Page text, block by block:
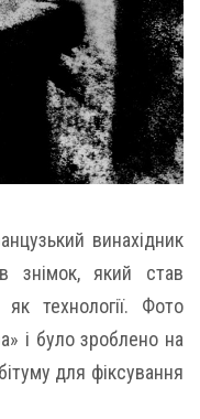
винахідник
знімок, який став
як технології. Фото
і було зроблено на
для фіксування